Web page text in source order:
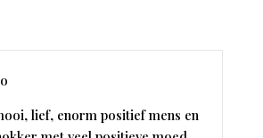
lief, enorm positief mens en